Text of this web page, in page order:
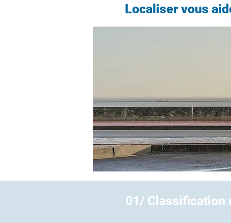
Localiser vous
01/ Classification